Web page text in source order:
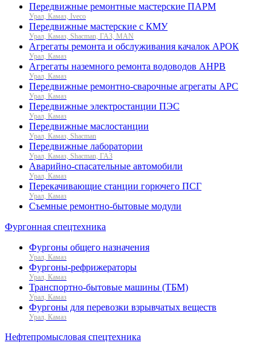
Передвижные ремонтные мастерские ПАРМ
Урал, Камаз, Iveco
Передвижные мастерские с КМУ
Урал, Камаз, Shacman, ГАЗ, MAN
Агрегаты ремонта и обслуживания качалок АРОК
Урал, Камаз
Агрегаты наземного ремонта водоводов АНРВ
Урал, Камаз
Передвижные ремонтно-сварочные агрегаты АРС
Урал, Камаз
Передвижные электростанции ПЭС
Урал, Камаз
Передвижные маслостанции
Урал, Камаз, Shacman
Передвижные лаборатории
Урал, Камаз, Shacman, ГАЗ
Аварийно-спасательные автомобили
Урал, Камаз
Перекачивающие станции горючего ПСГ
Урал, Камаз
Съемные ремонтно-бытовые модули
Фургонная спецтехника
Фургоны общего назначения
Урал, Камаз
Фургоны-рефрижераторы
Урал, Камаз
Транспортно-бытовые машины (ТБМ)
Урал, Камаз
Фургоны для перевозки взрывчатых веществ
Урал, Камаз
Нефтепромысловая спецтехника